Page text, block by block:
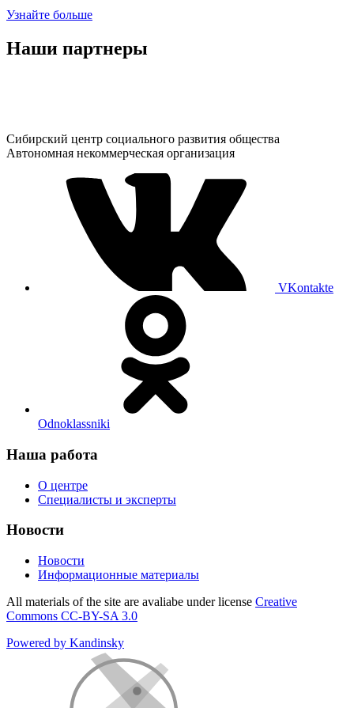
Узнайте больше
Наши партнеры
Сибирский центр социального развития общества
Автономная некоммерческая организация
VKontakte
Odnoklassniki
Наша работа
О центре
Специалисты и эксперты
Новости
Новости
Информационные материалы
All materials of the site are avaliabe under license Creative
Commons СС-BY-SA 3.0
Powered by Kandinsky